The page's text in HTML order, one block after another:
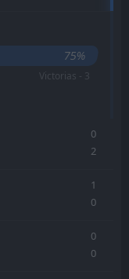
75%
Victorias - 3
0
2
1
0
0
0